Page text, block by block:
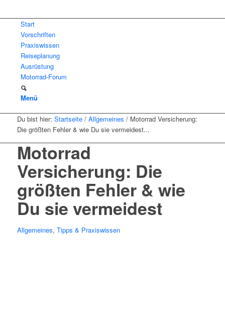
Start
Vorschriften
Praxiswissen
Reiseplanung
Ausrüstung
Motorrad-Forum
Menü
Du bist hier: Startseite / Allgemeines / Motorrad Versicherung:
Die größten Fehler & wie Du sie vermeidest...
Motorrad
Versicherung: Die
größten Fehler & wie
Du sie vermeidest
Allgemeines, Tipps & Praxiswissen